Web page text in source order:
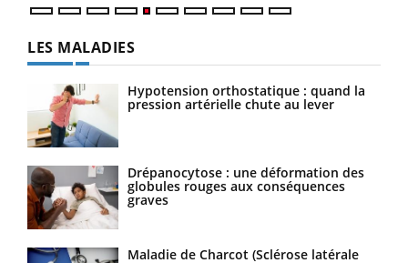
LES MALADIES
Hypotension orthostatique : quand la
pression artérielle chute au lever
Drépanocytose : une déformation des
globules rouges aux conséquences
graves
Maladie de Charcot (Sclérose latérale